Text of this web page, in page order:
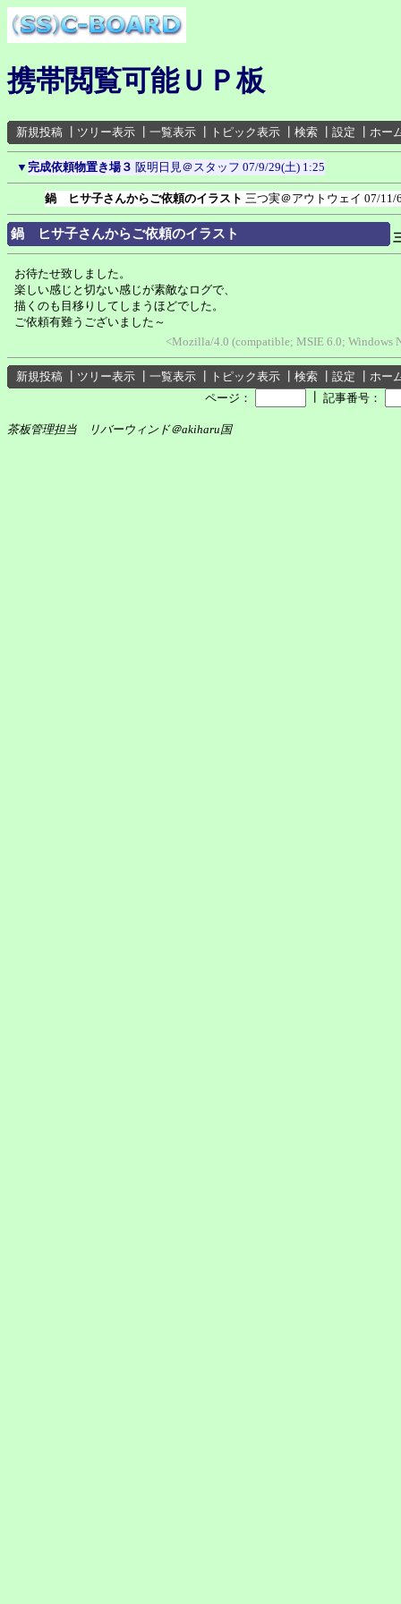
携帯閲覧可能ＵＰ板
新規投稿 ツリー表示 一覧表示 トピック表示 検索 設定 ホー
▼ 完成依頼物置き場３ 阪明日見＠スタッフ 07/9/29(土) 1:25
鍋 ヒサ子さんからご依頼のイラスト 三つ実＠アウトウェイ 07/11/
鍋 ヒサ子さんからご依頼のイラスト
お待たせ致しました。
楽しい感じと切ない感じが素敵なログで、
描くのも目移りしてしまうほどでした。
ご依頼有難うございました～
<Mozilla/4.0 (compatible; MSIE 6.0; Windows
新規投稿 ツリー表示 一覧表示 トピック表示 検索 設定
ホー
ページ：
記事番号：
茶板管理担当 リバーウィンド＠akiharu国